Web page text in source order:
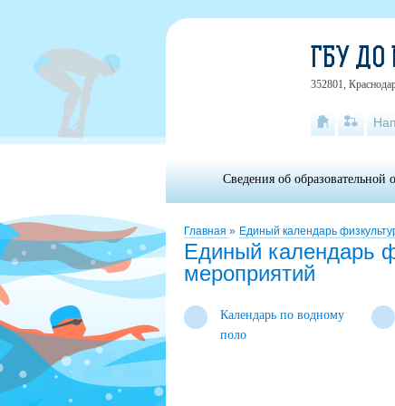
Главная » Единый календарь
Единый календарь
мероприятий
Календарь по водному
поло
ГБУ
352801,
Сведения об образовательной